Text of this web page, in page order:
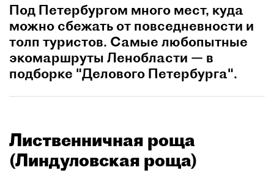
Под Петербургом много мест, куда
можно сбежать от повседневности и
толп туристов. Самые любопытные
экомаршруты Ленобласти — в
подборке "Делового Петербурга".
Лиственничная роща
(Линдуловская роща)